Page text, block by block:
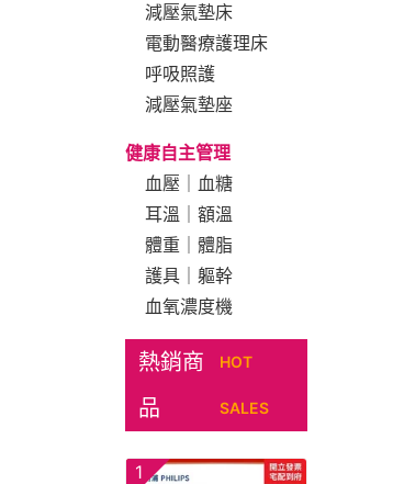
減壓氣墊床
電動醫療護理床
呼吸照護
減壓氣墊座
健康自主管理
血壓｜血糖
耳溫｜額溫
體重｜體脂
護具｜軀幹
血氧濃度機
熱銷商
品
HOT
SALES
1